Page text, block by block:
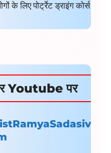
के लिए पोर्ट्रेट ड्राइंग कोर्स
Youtube पर